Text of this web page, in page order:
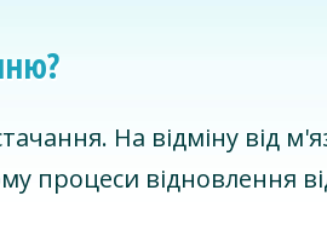
На відміну від
процеси відновлення